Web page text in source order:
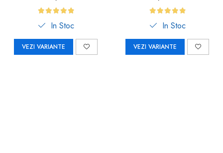
In Stoc
VEZI VARIANTE
In Stoc
VEZI VARIANTE